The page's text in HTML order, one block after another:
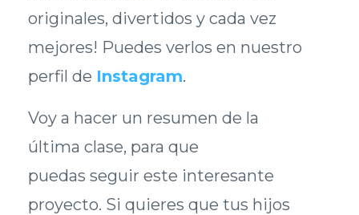
originales, divertidos y cada vez
mejores! Puedes verlos en nuestro
perfil de Instagram.
Voy a hacer un resumen de la
última clase, para que
puedas seguir este interesante
proyecto. Si quieres que tus hijos